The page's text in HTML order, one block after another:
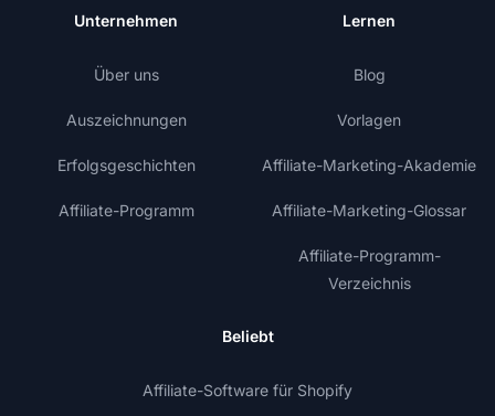
Unternehmen
Über uns
Auszeichnungen
Erfolgsgeschichten
Affiliate-Programm
Lernen
Blog
Vorlagen
Affiliate-Marketing-Akademie
Affiliate-Marketing-Glossar
Affiliate-Programm-
Verzeichnis
Beliebt
Affiliate-Software für Shopify